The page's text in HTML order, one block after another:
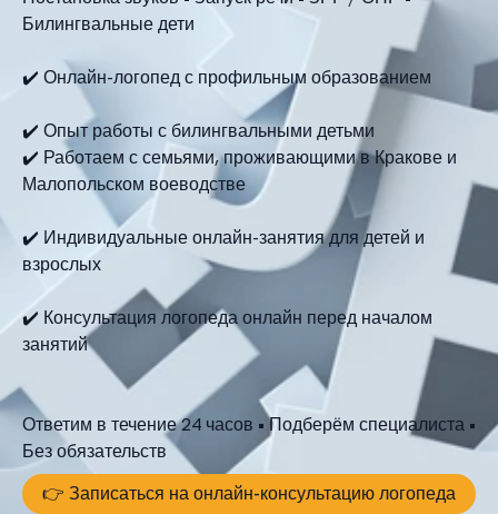
Билингвальные дети
✔️ Онлайн-логопед с профильным образованием
✔️ Опыт работы с билингвальными детьми
✔️ Работаем с семьями, проживающими в Кракове и
Малопольском воеводстве
✔️ Индивидуальные онлайн-занятия для детей и
взрослых
✔️ Консультация логопеда онлайн перед началом
занятий
Ответим в течение 24 часов • Подберём специалиста •
Без обязательств
👉 Записаться на онлайн-консультацию логопеда